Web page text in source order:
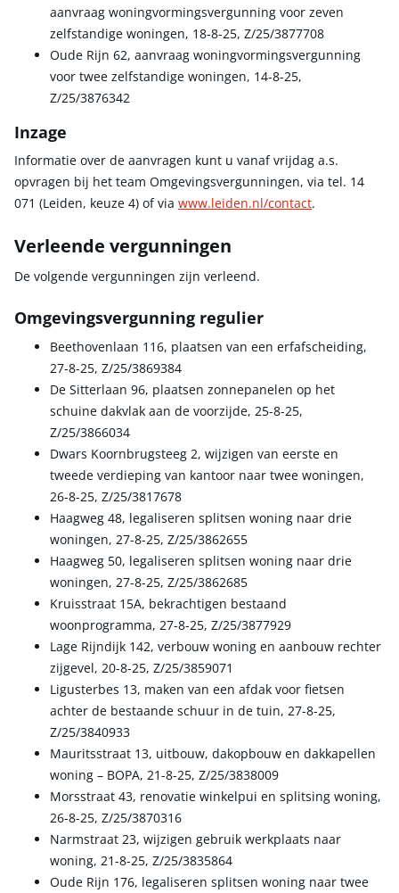
aanvraag woningvormingsvergunning voor zeven
zelfstandige woningen, 18-8-25, Z/25/3877708
Oude Rijn 62, aanvraag woningvormingsvergunning
voor twee zelfstandige woningen, 14-8-25,
Z/25/3876342
Inzage
Informatie over de aanvragen kunt u vanaf vrijdag a.s.
opvragen bij het team Omgevingsvergunningen, via tel. 14
071 (Leiden, keuze 4) of via www.leiden.nl/contact.
Verleende vergunningen
De volgende vergunningen zijn verleend.
Omgevingsvergunning regulier
Beethovenlaan 116, plaatsen van een erfafscheiding,
27-8-25, Z/25/3869384
De Sitterlaan 96, plaatsen zonnepanelen op het
schuine dakvlak aan de voorzijde, 25-8-25,
Z/25/3866034
Dwars Koornbrugsteeg 2, wijzigen van eerste en
tweede verdieping van kantoor naar twee woningen,
26-8-25, Z/25/3817678
Haagweg 48, legaliseren splitsen woning naar drie
woningen, 27-8-25, Z/25/3862655
Haagweg 50, legaliseren splitsen woning naar drie
woningen, 27-8-25, Z/25/3862685
Kruisstraat 15A, bekrachtigen bestaand
woonprogramma, 27-8-25, Z/25/3877929
Lage Rijndijk 142, verbouw woning en aanbouw rechter
zijgevel, 20-8-25, Z/25/3859071
Ligusterbes 13, maken van een afdak voor fietsen
achter de bestaande schuur in de tuin, 27-8-25,
Z/25/3840933
Mauritsstraat 13, uitbouw, dakopbouw en dakkapellen
woning – BOPA, 21-8-25, Z/25/3838009
Morsstraat 43, renovatie winkelpui en splitsing woning,
26-8-25, Z/25/3870316
Narmstraat 23, wijzigen gebruik werkplaats naar
woning, 21-8-25, Z/25/3835864
Oude Rijn 176, legaliseren splitsen woning naar twee